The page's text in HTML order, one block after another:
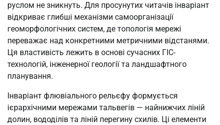
руслом не зникнуть. Для просунутих читачів інваріант
відкриває глибші механізми самоорганізації
геоморфологічних систем, де топологія мережі
переважає над конкретними метричними відстанями.
Ця властивість лежить в основі сучасних ГІС-
технологій, інженерної геології та ландшафтного
планування.
Інваріант флювіального рельєфу формується
ієрархічними мережами тальвегів — найнижчих ліній
долин, вододілів та ліній перегину схилів. Ці елементи